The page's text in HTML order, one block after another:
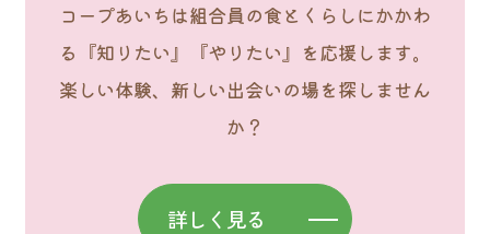
コープあいちは組合員の食とくらしにかかわ
る『知りたい』『やりたい』を応援します。
楽しい体験、新しい出会いの場を探しません
か？
詳しく見る